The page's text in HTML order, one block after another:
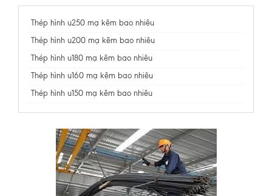
Thép hình u250 mạ kẽm bao nhiêu
Thép hình u200 mạ kẽm bao nhiêu
Thép hình u180 mạ kẽm bao nhiêu
Thép hình u160 mạ kẽm bao nhiêu
Thép hình u150 mạ kẽm bao nhiêu